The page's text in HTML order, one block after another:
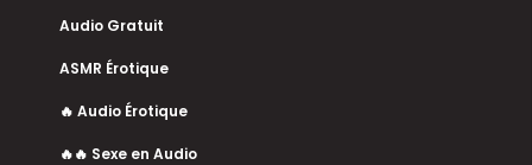
Audio Gratuit
ASMR Érotique
🔥 Audio Érotique
🔥🔥 Sexe en Audio